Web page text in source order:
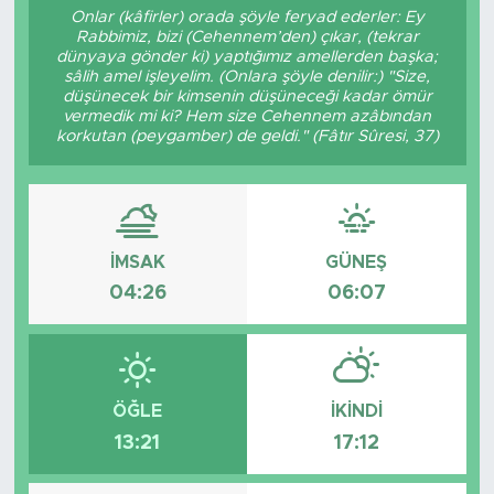
Onlar (kâfirler) orada şöyle feryad ederler: Ey
Rabbimiz, bizi (Cehennem’den) çıkar, (tekrar
dünyaya gönder ki) yaptığımız amellerden başka;
sâlih amel işleyelim. (Onlara şöyle denilir:) "Size,
düşünecek bir kimsenin düşüneceği kadar ömür
vermedik mi ki? Hem size Cehennem azâbından
korkutan (peygamber) de geldi." (Fâtır Sûresi, 37)
İMSAK
04:26
GÜNEŞ
06:07
ÖĞLE
13:21
İKINDI
17:12